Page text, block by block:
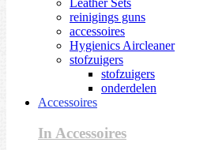
reinigings guns
accessoires
Hygienics Aircleaner
stofzuigers
stofzuigers
onderdelen
Accessoires
In Accessoires